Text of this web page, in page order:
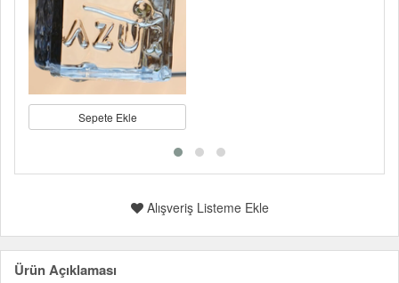
Sepete Ekle
Alışveriş Listeme Ekle
Ürün Açıklaması